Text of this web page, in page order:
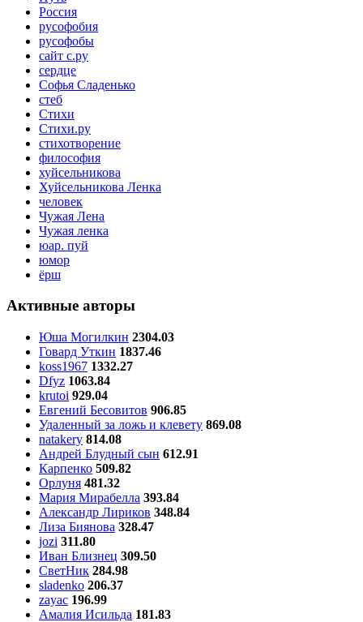
Россия
русофобия
русофобы
сайт с.ру
сердце
Софья Сладенько
стеб
Стихи
Стихи.ру
стихотворение
философия
хуйсельникова
Хуйсельникова Ленка
человек
Чужая Лена
Чужая ленка
юар. пуй
юмор
ёрш
Активные авторы
Юша Могилкин 2304.03
Говард Уткин 1837.46
koss1967 1332.27
Dfyz 1063.84
krutoi 929.04
Евгений Бесовитов 906.85
Удаленный за ложь и клевету 869.08
natakery 814.08
Андрей Блудный сын 612.91
Карпенко 509.82
Орлуня 481.32
Мария Мирабелла 393.84
Александр Лириков 348.84
Лиза Биянова 328.47
jozi 311.80
Иван Близнец 309.50
СветНик 284.98
sladenko 206.37
zayac 196.99
Амалия Исильда 181.83